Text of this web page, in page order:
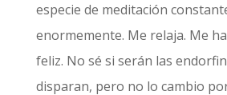
especie de meditación
enormemente. Me relaja. Me
feliz. No sé si serán las
disparan, pero no lo cambio